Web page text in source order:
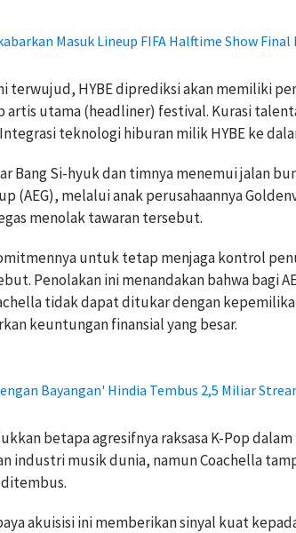
Masuk Lineup FIFA Halftime Show Final
terwujud, HYBE diprediksi akan memiliki
artis utama (headliner) festival. Kurasi
teknologi hiburan milik HYBE ke
Bang Si-hyuk dan timnya menemui jalan
(AEG), melalui anak perusahaannya
menolak tawaran tersebut.
untuk tetap menjaga kontrol
Penolakan ini menandakan bahwa bagi
tidak dapat ditukar dengan
keuntungan finansial yang besar.
Bayangan' Hindia Tembus 2,5 Miliar
betapa agresifnya raksasa K-Pop
industri musik dunia, namun Coachella
akuisisi ini memberikan sinyal kuat